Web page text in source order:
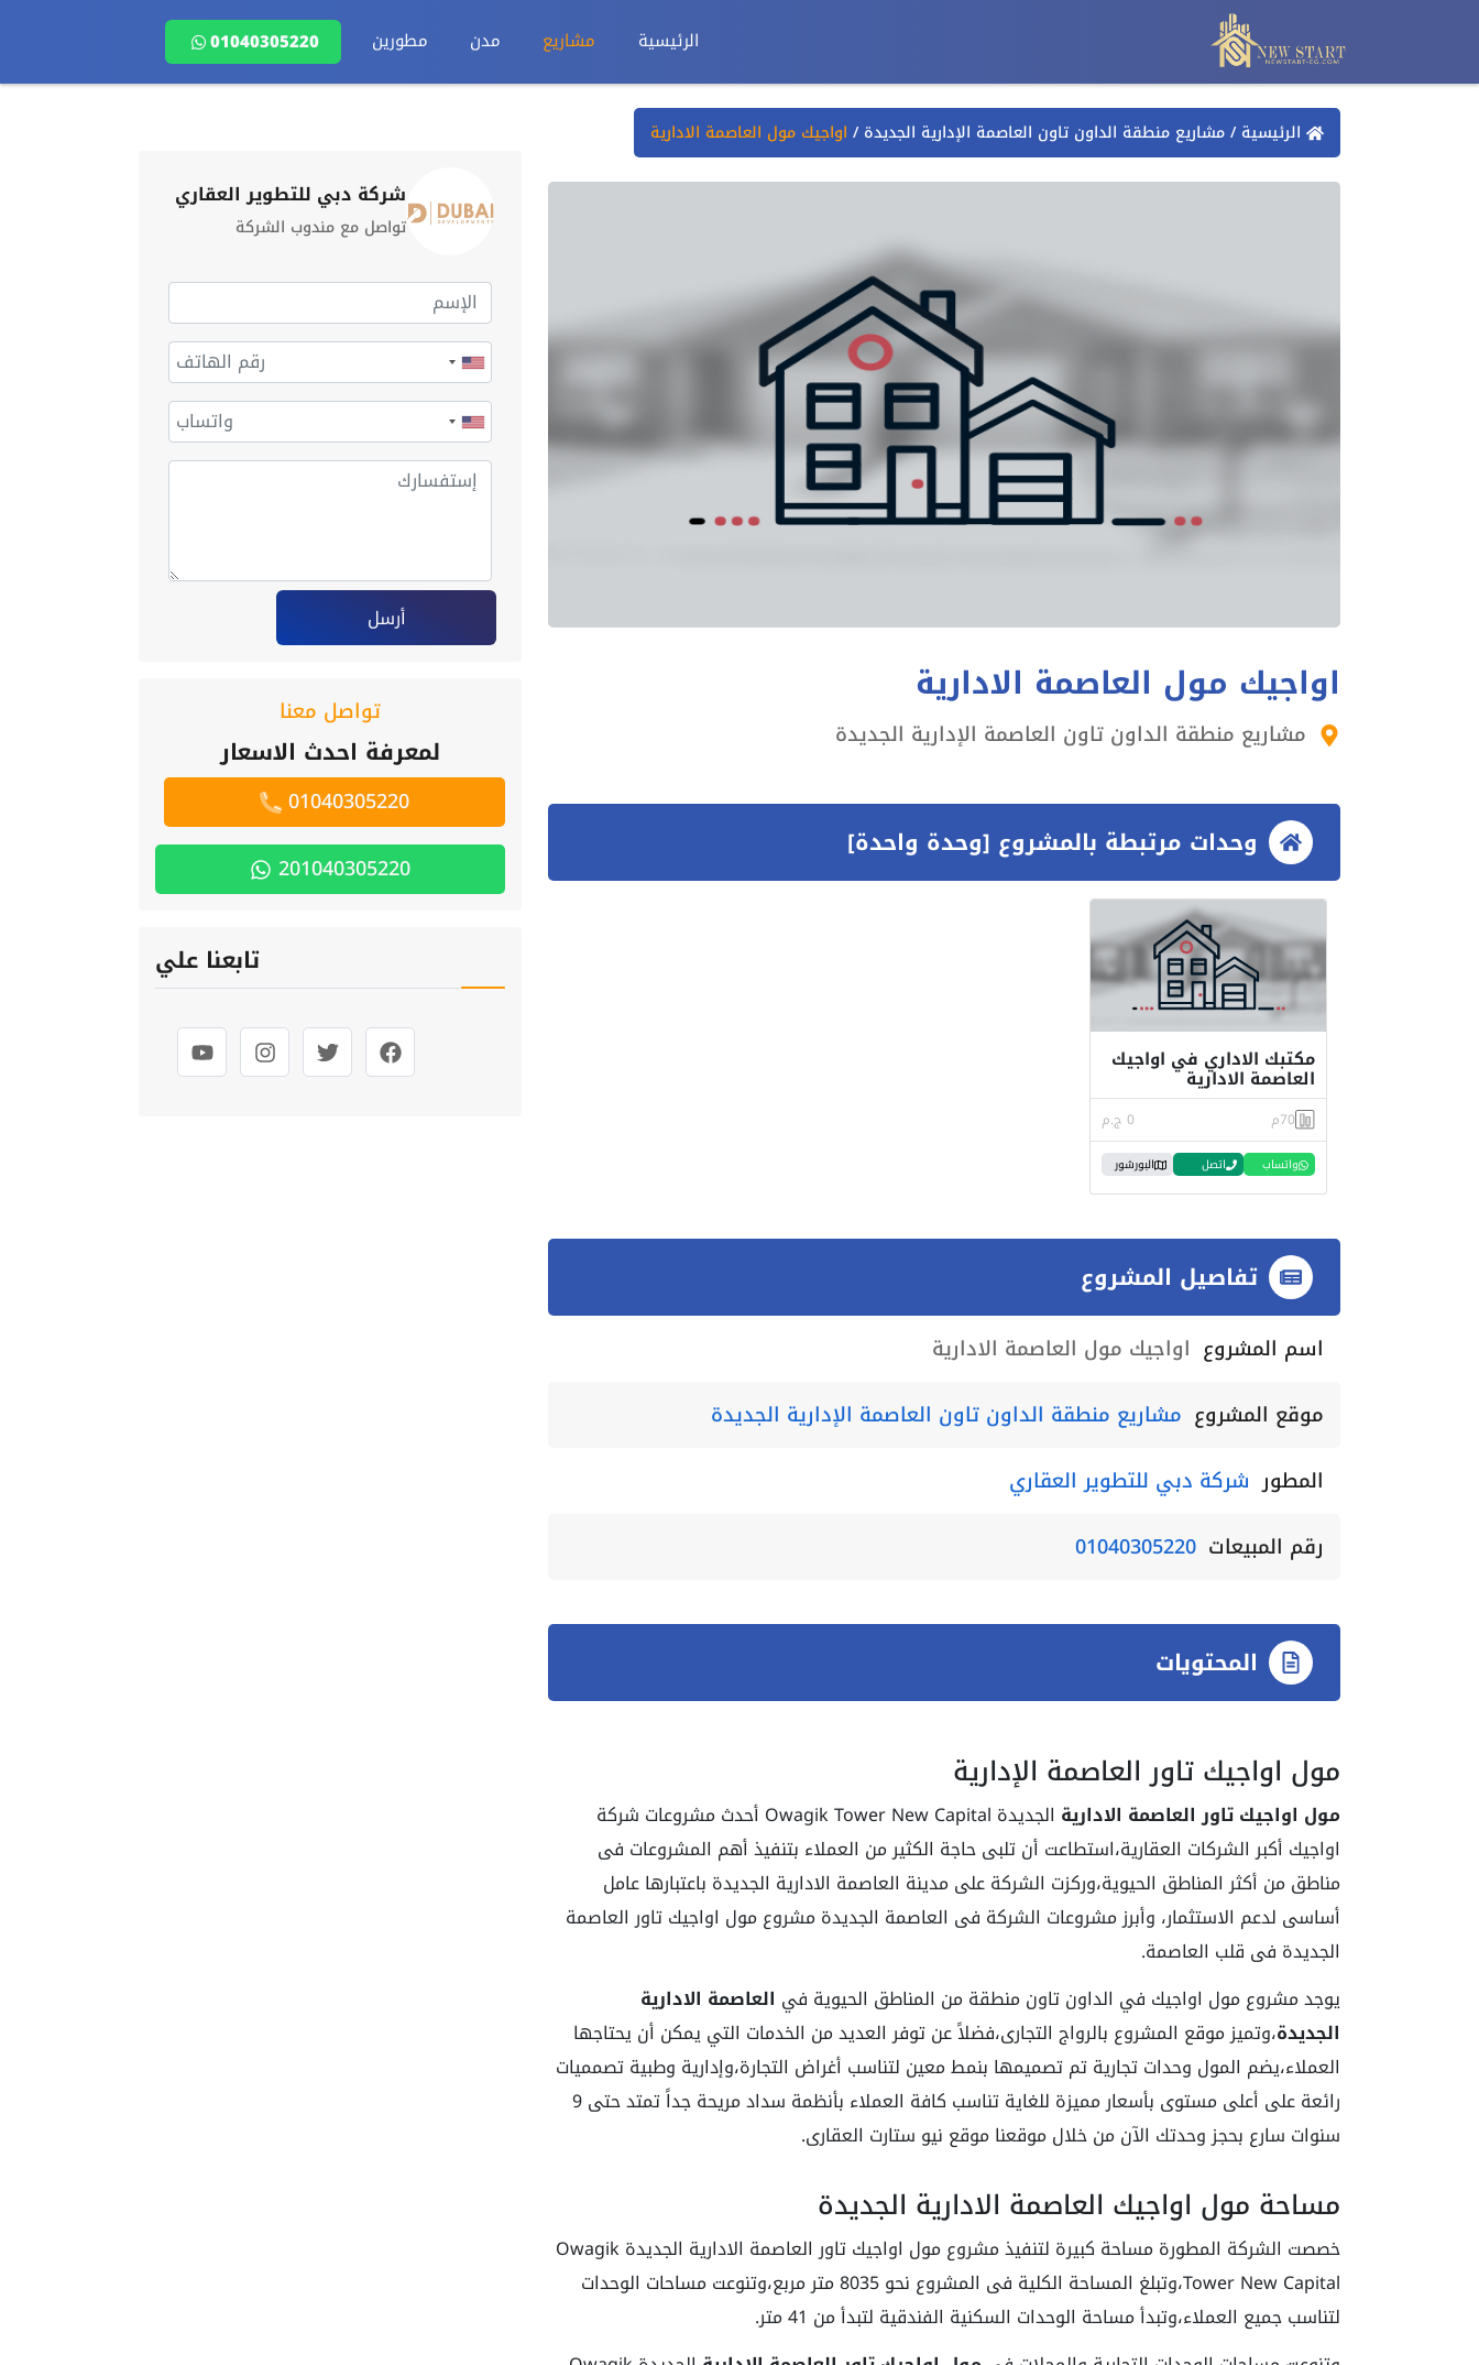
الرئيسية مشاريع مدن مطورين 01040305220
الرئيسية /مشاريع منطقة الداون تاون العاصمة الإدارية الجديدة / اواجيك مول العاصمة الادارية
اواجيك مول العاصمة الادارية
مشاريع منطقة الداون تاون العاصمة الإدارية الجديدة
وحدات مرتبطة بالمشروع [وحدة واحدة]
مكتبك الاداري في اواجيك
العاصمة الادارية
70م 0 ج.م
واتساب اتصل البورشور
تفاصيل المشروع
اسم المشروع اواجيك مول العاصمة الادارية
موقع المشروع مشاريع منطقة الداون تاون العاصمة الإدارية الجديدة
المطور شركة دبي للتطوير العقاري
رقم المبيعات 01040305220
المحتويات
مول اواجيك تاور العاصمة الإدارية
مول اواجيك تاور العاصمة الادارية
الجديدة Owagik Tower New Capital أحدث مشروعات شركة
اواجيك أكبر الشركات العقارية،استطاعت أن تلبى حاجة الكثير من العملاء بتنفيذ أهم المشروعات فى
مناطق من أكثر المناطق الحيوية،وركزت الشركة على مدينة العاصمة الادارية الجديدة باعتبارها عامل
أساسى لدعم الاستثمار، وأبرز مشروعات الشركة فى العاصمة الجديدة مشروع مول اواجيك تاور العاصمة
الجديدة فى قلب العاصمة.
يوجد مشروع مول اواجيك في الداون تاون منطقة من المناطق الحيوية في العاصمة الادارية
الجديدة،وتميز موقع المشروع بالرواج التجارى،فضلاً عن توفر العديد من الخدمات التي يمكن أن يحتاجها
العملاء،يضم المول وحدات تجارية تم تصميمها بنمط معين لتناسب أغراض التجارة،وإدارية وطبية تصمميات
رائعة على أعلى مستوى بأسعار مميزة للغاية تناسب كافة العملاء بأنظمة سداد مريحة جداً تمتد حتى 9
سنوات سارع بحجز وحدتك الآن من خلال موقعنا موقع نيو ستارت العقارى.
مساحة مول اواجيك العاصمة الادارية الجديدة
خصصت الشركة المطورة مساحة كبيرة لتنفيذ مشروع مول اواجيك تاور العاصمة الادارية الجديدة Owagik
Tower New Capital،وتبلغ المساحة الكلية فى المشروع نحو 8035 متر مربع،وتنوعت مساحات الوحدات
لتناسب جميع العملاء،وتبدأ مساحة الوحدات السكنية الفندقية لتبدأ من 41 متر.
شركة دبي للتطوير العقاري
تواصل مع مندوب الشركة
أرسل
تواصل معنا
لمعرفة احدث الاسعار
01040305220
201040305220
تابعنا علي